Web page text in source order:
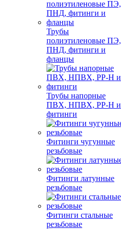
Трубы
полиэтиленовые ПЭ,
ПНД, фитинги и
фланцы
Трубы напорные
ПВХ, НПВХ, PP-H и
фитинги
Фитинги чугунные
резьбовые
Фитинги латунные
резьбовые
Фитинги стальные
резьбовые